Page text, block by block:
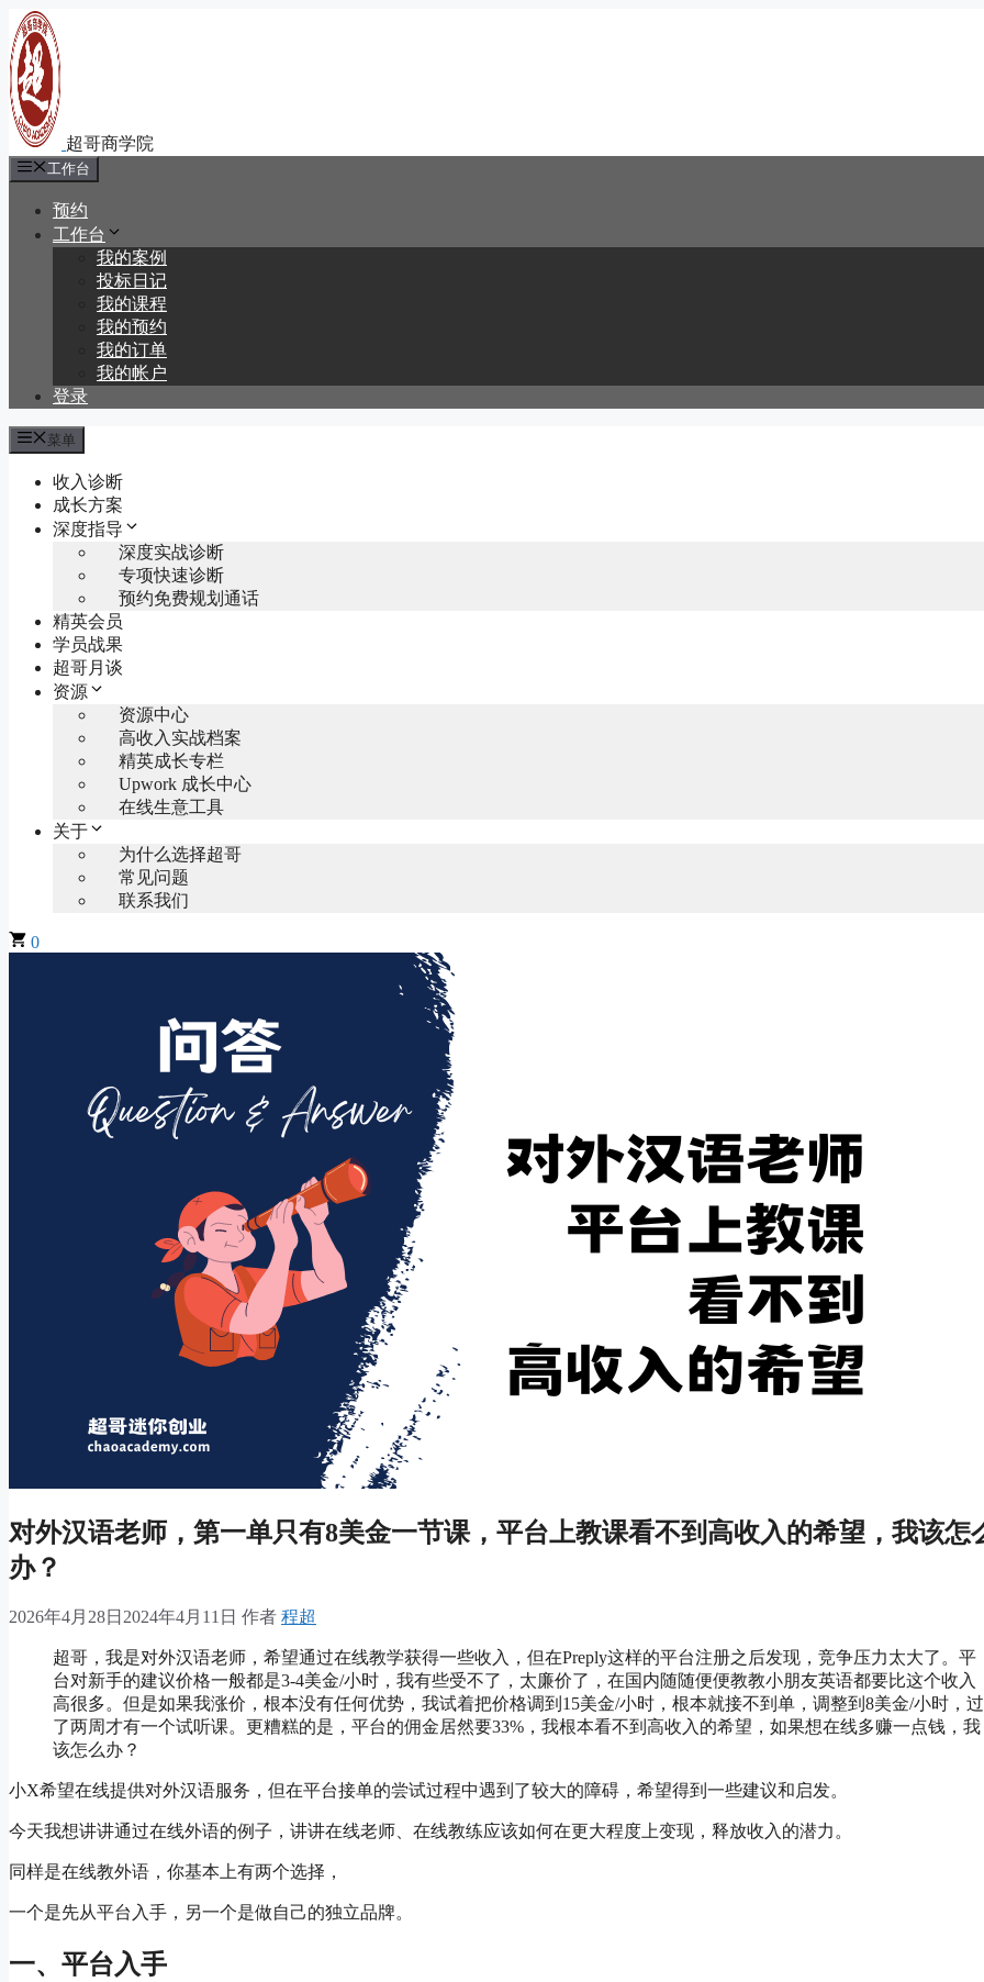
跳
至
内
容
工作台
预约
工作台
我的案例
投标日记
我的课程
我的预约
我的订单
我的帐户
登录
菜单
收入诊断
成长方案
深度指导
深度实战诊断
专项快速诊断
预约免费规划通话
精英会员
学员战果
超哥月谈
资源
资源中心
高收入实战档案
精英成长专栏
Upwork 成长中心
在线生意工具
关于
为什么选择超哥
常见问题
联系我们
0
对外汉语老师，第一单只有8美金一节课，平台上教课看不到高收入的希望，我该怎
办？
2026年4月28日 2024年4月11日 作者 程超
超哥，我是对外汉语老师，希望通过在线教学获得一些收入，但在Preply这样的平台注册之后发现，竞争压力太大了。平
台对新手的建议价格一般都是3-4美金/小时，我有些受不了，太廉价了，在国内随随便便教教小朋友英语都要比这个收入
高很多。但是如果我涨价，根本没有任何优势，我试着把价格调到15美金/小时，根本就接不到单，调整到8美金/小时，过
了两周才有一个试听课。更糟糕的是，平台的佣金居然要33%，我根本看不到高收入的希望，如果想在线多赚一点钱，我
该怎么办？
小X希望在线提供对外汉语服务，但在平台接单的尝试过程中遇到了较大的障碍，希望得到一些建议和启发。
今天我想讲讲通过在线外语的例子，讲讲在线老师、在线教练应该如何在更大程度上变现，释放收入的潜力。
同样是在线教外语，你基本上有两个选择，
一个是先从平台入手，另一个是做自己的独立品牌。
一、平台入手